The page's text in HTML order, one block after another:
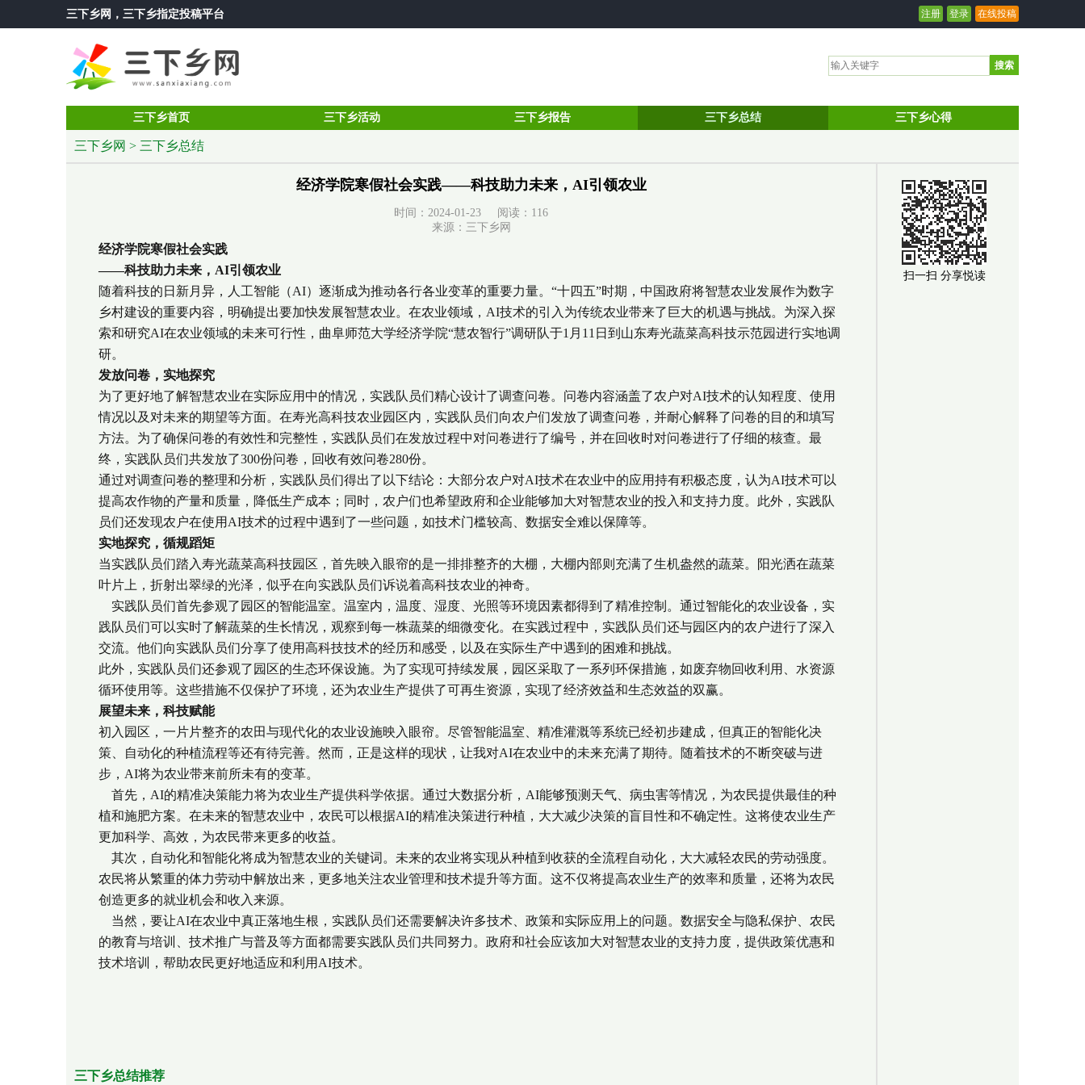
注册 登录 在线投稿
三下乡网 ，三下乡指定投稿平台
搜索
三下乡首页 三下乡活动 三下乡报告 三下乡总结 三下乡心得
三下乡网 > 三下乡总结
经济学院寒假社会实践——科技助力未来，AI引领农业
时间：2024-01-23 阅读： 116
来源：三下乡网
经济学院寒假社会实践
——科技助力未来，AI引领农业
随着科技的日新月异，人工智能（AI）逐渐成为推动各行各业变革的重要力量。“十四五”时期，中国政府将智慧农业发展作为数字
乡村建设的重要内容，明确提出要加快发展智慧农业。在农业领域，AI技术的引入为传统农业带来了巨大的机遇与挑战。为深入探
索和研究AI在农业领域的未来可行性，曲阜师范大学经济学院“慧农智行”调研队于1月11日到山东寿光蔬菜高科技示范园进行实地调
研。
发放问卷，实地探究
为了更好地了解智慧农业在实际应用中的情况，实践队员们精心设计了调查问卷。问卷内容涵盖了农户对AI技术的认知程度、使用
情况以及对未来的期望等方面。在寿光高科技农业园区内，实践队员们向农户们发放了调查问卷，并耐心解释了问卷的目的和填写
方法。为了确保问卷的有效性和完整性，实践队员们在发放过程中对问卷进行了编号，并在回收时对问卷进行了仔细的核查。最
终，实践队员们共发放了300份问卷，回收有效问卷280份。
通过对调查问卷的整理和分析，实践队员们得出了以下结论：大部分农户对AI技术在农业中的应用持有积极态度，认为AI技术可以
提高农作物的产量和质量，降低生产成本；同时，农户们也希望政府和企业能够加大对智慧农业的投入和支持力度。此外，实践队
员们还发现农户在使用AI技术的过程中遇到了一些问题，如技术门槛较高、数据安全难以保障等。
实地探究，循规蹈矩
当实践队员们踏入寿光蔬菜高科技园区，首先映入眼帘的是一排排整齐的大棚，大棚内部则充满了生机盎然的蔬菜。阳光洒在蔬菜
叶片上，折射出翠绿的光泽，似乎在向实践队员们诉说着高科技农业的神奇。
实践队员们首先参观了园区的智能温室。温室内，温度、湿度、光照等环境因素都得到了精准控制。通过智能化的农业设备，实
践队员们可以实时了解蔬菜的生长情况，观察到每一株蔬菜的细微变化。在实践过程中，实践队员们还与园区内的农户进行了深入
交流。他们向实践队员们分享了使用高科技技术的经历和感受，以及在实际生产中遇到的困难和挑战。
此外，实践队员们还参观了园区的生态环保设施。为了实现可持续发展，园区采取了一系列环保措施，如废弃物回收利用、水资源
循环使用等。这些措施不仅保护了环境，还为农业生产提供了可再生资源，实现了经济效益和生态效益的双赢。
展望未来，科技赋能
初入园区，一片片整齐的农田与现代化的农业设施映入眼帘。尽管智能温室、精准灌溉等系统已经初步建成，但真正的智能化决
策、自动化的种植流程等还有待完善。然而，正是这样的现状，让我对AI在农业中的未来充满了期待。随着技术的不断突破与进
步，AI将为农业带来前所未有的变革。
首先，AI的精准决策能力将为农业生产提供科学依据。通过大数据分析，AI能够预测天气、病虫害等情况，为农民提供最佳的种
植和施肥方案。在未来的智慧农业中，农民可以根据AI的精准决策进行种植，大大减少决策的盲目性和不确定性。这将使农业生产
更加科学、高效，为农民带来更多的收益。
其次，自动化和智能化将成为智慧农业的关键词。未来的农业将实现从种植到收获的全流程自动化，大大减轻农民的劳动强度。
农民将从繁重的体力劳动中解放出来，更多地关注农业管理和技术提升等方面。这不仅将提高农业生产的效率和质量，还将为农民
创造更多的就业机会和收入来源。
当然，要让AI在农业中真正落地生根，实践队员们还需要解决许多技术、政策和实际应用上的问题。数据安全与隐私保护、农民
的教育与培训、技术推广与普及等方面都需要实践队员们共同努力。政府和社会应该加大对智慧农业的支持力度，提供政策优惠和
技术培训，帮助农民更好地适应和利用AI技术。
三下乡总结推荐
扫一扫 分享悦读